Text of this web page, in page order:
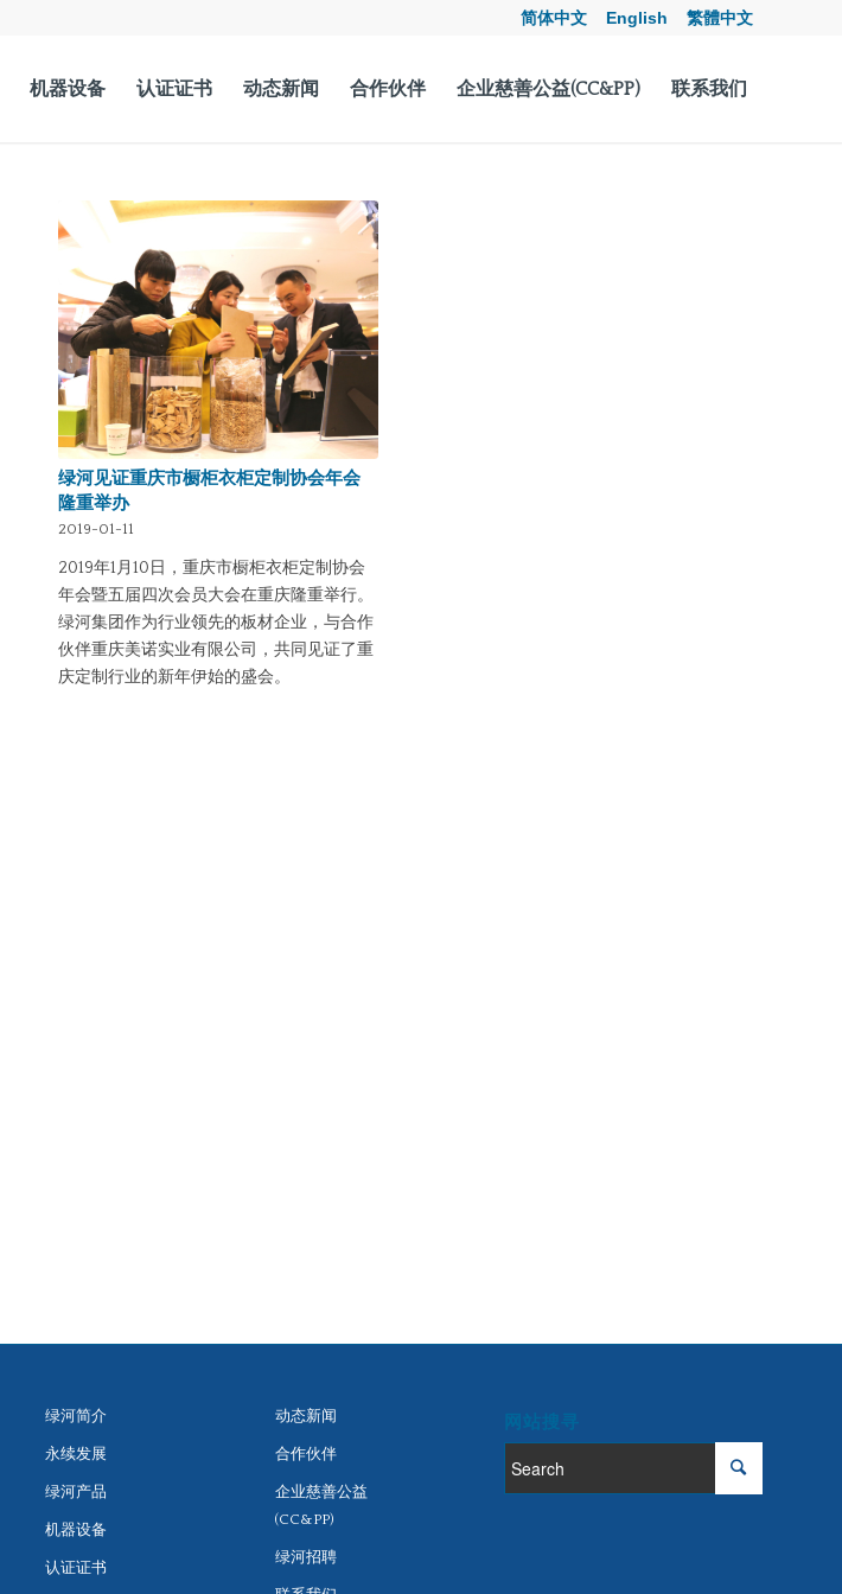
简体中文 English 繁體中文
机器设备 认证证书 动态新闻 合作伙伴 企业慈善公益(CC&PP) 联系我们
​绿河见证重庆市橱柜衣柜定制协会年会
隆重举办
2019-01-11
2019年1月10日，重庆市橱柜衣柜定制协会
年会暨五届四次会员大会在重庆隆重举行。
绿河集团作为行业领先的板材企业，与合作
伙伴重庆美诺实业有限公司，共同见证了重
庆定制行业的新年伊始的盛会。
绿河简介
永续发展
绿河产品
机器设备
认证证书
动态新闻
合作伙伴
企业慈善公益
(CC&PP)
绿河招聘
网站搜寻